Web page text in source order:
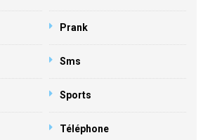
Prank
Sms
Sports
Téléphone